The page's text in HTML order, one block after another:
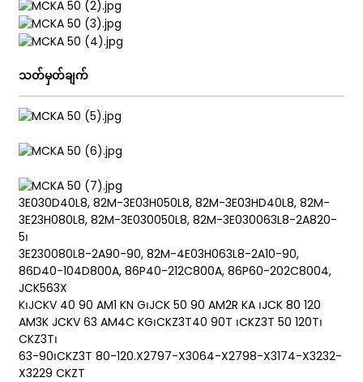
သတ်မှတ်ချက်
3E030D40L8, 82M-3E03H050L8, 82M-3E03HD40L8, 82M-
3E23H080L8, 82M-3E030050L8, 82M-3E030063L8-2A820-
5၊
3E230080L8-2A90-90, 82M-4E03H063L8-2A10-90,
86D40-104D800A, 86P40-212C800A, 86P60-202C8004,
JCK563X
K၊JCKV 40 90 AM1 KN G၊JCK 50 90 AM2R KA ၊JCK 80 120
AM3K JCKV 63 AM4C KG၊CKZ3T40 90T ၊CKZ3T 50 120T၊
CKZ3T၊
63-90၊CKZ3T 80-120.X2797-X3064-X2798-X3174-X3232-
X3229 CKZT